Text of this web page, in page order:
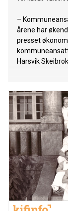
–
årene har
presset
Harsvik